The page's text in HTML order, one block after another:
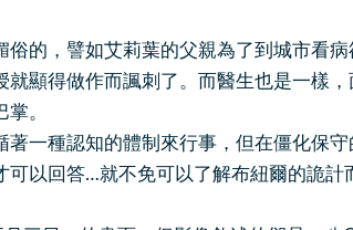
的，譬如艾莉葉的父親為了到城市看病
顯得做作而諷刺了。而醫生也是一樣
。
一種認知的體制來行事，但在僵化保守
以回答…就不免可以了解布紐爾的詭計